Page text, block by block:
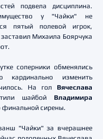
подвела дисциплина.
у "Чайки" не
пятый полевой игрок,
Михаила Боярчука
соперники обменялись
изменить
На гол Вячеслава
шайбой
Владимира
финальной сирены.
"Чайки" за вчерашнее